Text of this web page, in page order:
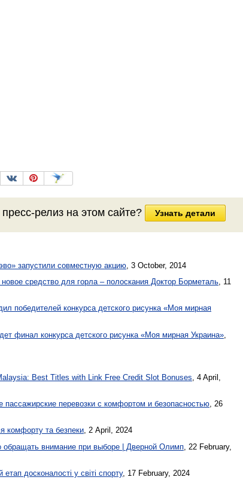
релиз на этом сайте? Узнать детали
запустили совместную акцию 3 October, 2014
средство для горла – полоскания Доктор Борметаль, 11
победителей конкурса детского рисунка «Моя мирная
финал конкурса детского рисунка «Моя мирная Украина»
Best Titles with Link Free Credit Slot Bonuses , 4 April,
перевозки с комфортом и безопасностью, 26
комфорту та безпеки, 2 April, 2024
обращать внимание при выборе | Дверной Олимп , 22 February,
досконалості у світі спорту, 17 February, 2024